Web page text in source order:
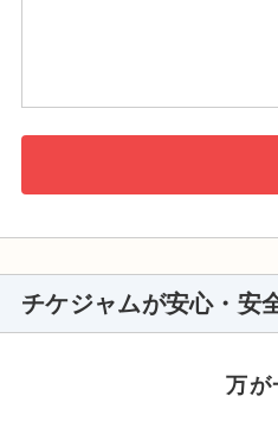
チケジャムが安心・安
万